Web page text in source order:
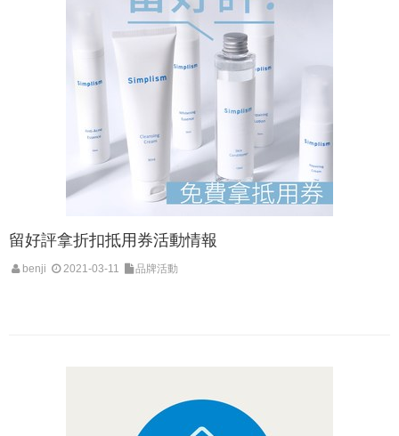
留好評拿折扣抵用券活動情報
benji 2021-03-11 品牌活動